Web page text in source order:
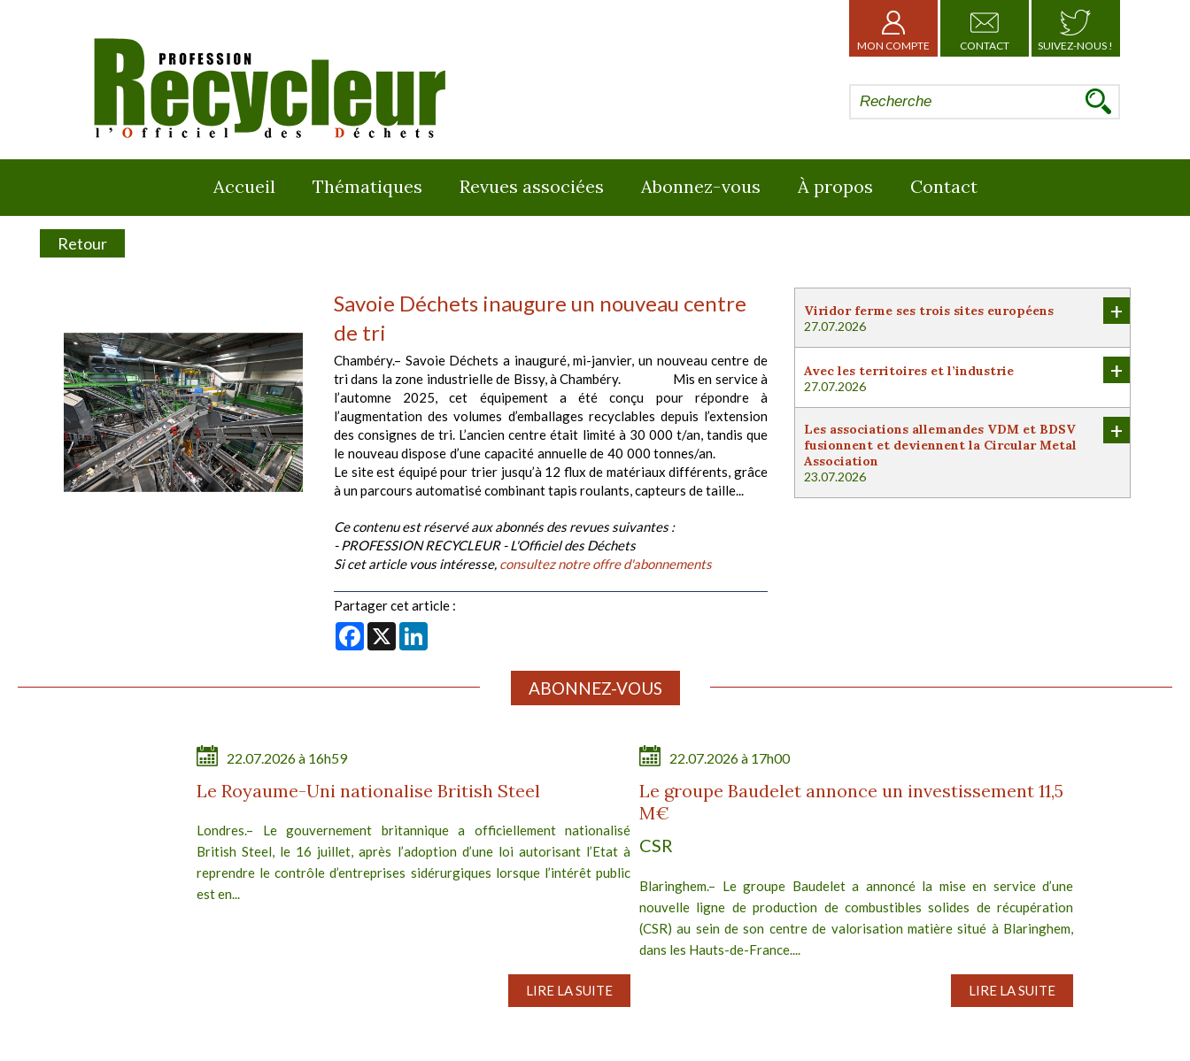
MON COMPTE CONTACT SUIVEZ-NOUS !
Accueil Thématiques Revues associées Abonnez-vous À propos Contact
Retour
Savoie Déchets inaugure un nouveau centre
de tri
Chambéry.– Savoie Déchets a inauguré, mi-janvier, un nouveau centre de
tri dans la zone industrielle de Bissy, à Chambéry. Mis en service à
l’automne 2025, cet équipement a été conçu pour répondre à
l’augmentation des volumes d’emballages recyclables depuis l’extension
des consignes de tri. L’ancien centre était limité à 30 000 t/an, tandis que
le nouveau dispose d’une capacité annuelle de 40 000 tonnes/an.
Le site est équipé pour trier jusqu’à 12 flux de matériaux différents, grâce
à un parcours automatisé combinant tapis roulants, capteurs de taille...
Ce contenu est réservé aux abonnés des revues suivantes :
- PROFESSION RECYCLEUR - L'Officiel des Déchets
Si cet article vous intéresse, consultez notre offre d'abonnements
Partager cet article :
Facebook
X
Viridor ferme ses trois sites européens
27.07.2026
+
Avec les territoires et l’industrie
27.07.2026
+
Les associations allemandes VDM et BDSV
fusionnent et deviennent la Circular Metal
Association
23.07.2026
+
ABONNEZ-VOUS
22.07.2026 à 16h59
Le Royaume-Uni nationalise British Steel
Londres.– Le gouvernement britannique a officiellement nationalisé
British Steel, le 16 juillet, après l’adoption d’une loi autorisant l’Etat à
reprendre le contrôle d’entreprises sidérurgiques lorsque l’intérêt public
est en...
LIRE LA SUITE
22.07.2026 à 17h00
Le groupe Baudelet annonce un investissement 11,5
M€
CSR
Blaringhem.– Le groupe Baudelet a annoncé la mise en service d’une
nouvelle ligne de production de combustibles solides de récupération
(CSR) au sein de son centre de valorisation matière situé à Blaringhem,
dans les Hauts-de-France....
LIRE LA SUITE